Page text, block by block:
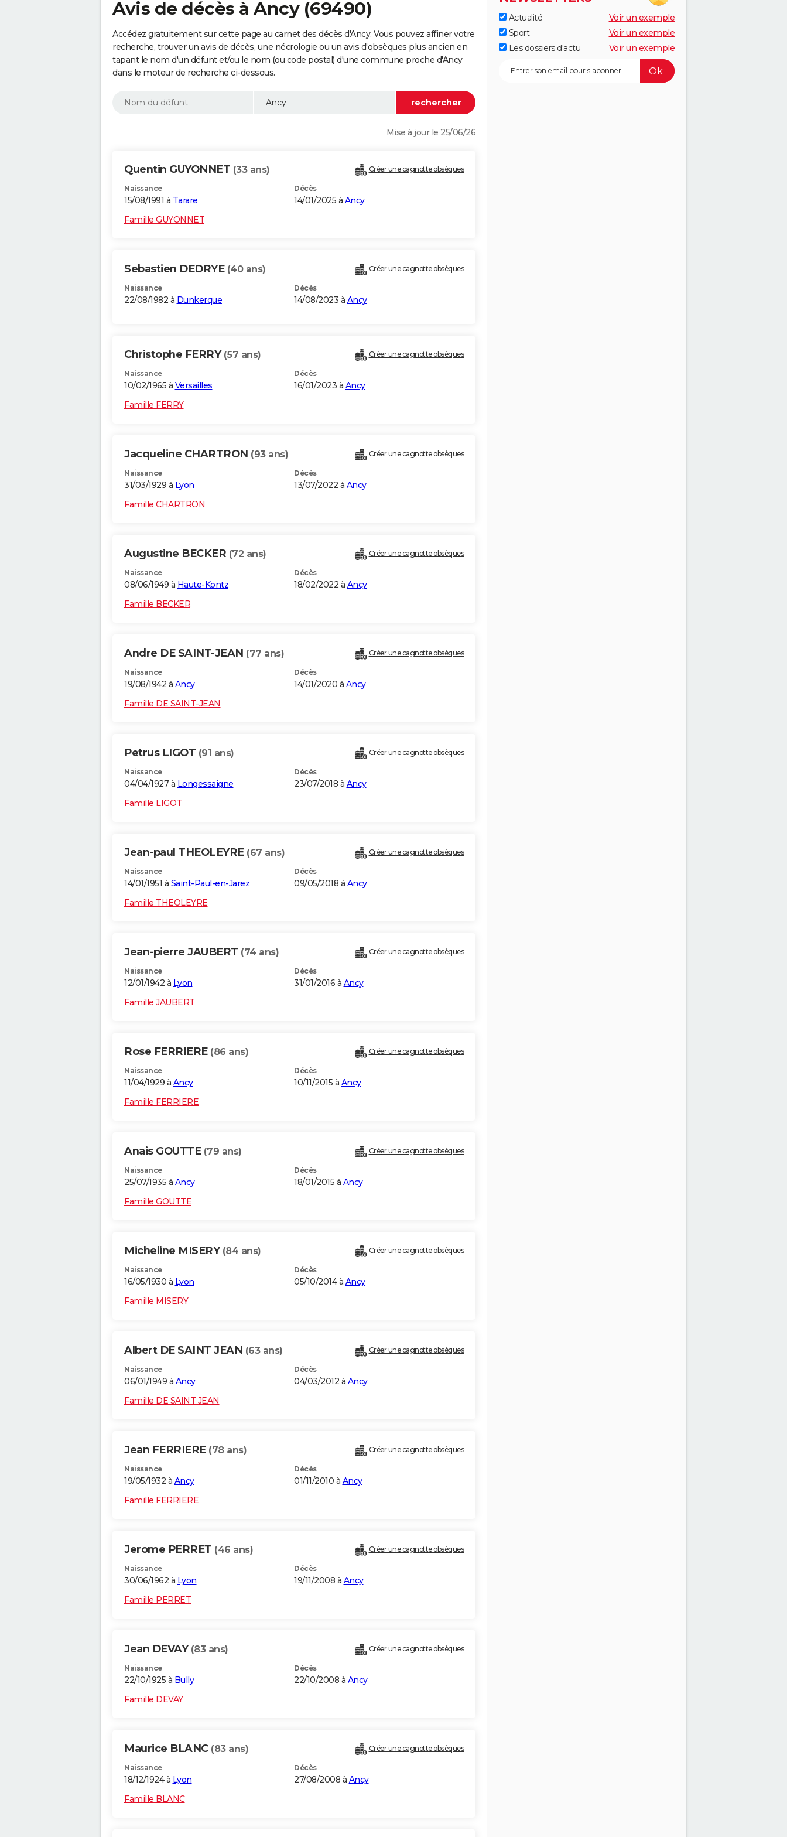
Avis de décès à Ancy (69490)
Accédez gratuitement sur cette page au carnet des décès d'Ancy. Vous pouvez affiner votre
recherche, trouver un avis de décès, une nécrologie ou un avis d'obsèques plus ancien en
tapant le nom d'un défunt et/ou le nom (ou code postal) d'une commune proche d'Ancy
dans le moteur de recherche ci-dessous.
Mise à jour le 25/06/26
Quentin GUYONNET (33 ans) Créer une cagnotte obsèques
Naissance
15/08/1991 à Tarare
Décès
14/01/2025 à Ancy
Famille GUYONNET
Sebastien DEDRYE (40 ans) Créer une cagnotte obsèques
Naissance
22/08/1982 à Dunkerque
Décès
14/08/2023 à Ancy
Christophe FERRY (57 ans) Créer une cagnotte obsèques
Naissance
10/02/1965 à Versailles
Décès
16/01/2023 à Ancy
Famille FERRY
Jacqueline CHARTRON (93 ans) Créer une cagnotte obsèques
Naissance
31/03/1929 à Lyon
Décès
13/07/2022 à Ancy
Famille CHARTRON
Augustine BECKER (72 ans) Créer une cagnotte obsèques
Naissance
08/06/1949 à Haute-Kontz
Décès
18/02/2022 à Ancy
Famille BECKER
Andre DE SAINT-JEAN (77 ans) Créer une cagnotte obsèques
Naissance
19/08/1942 à Ancy
Décès
14/01/2020 à Ancy
Famille DE SAINT-JEAN
Petrus LIGOT (91 ans) Créer une cagnotte obsèques
Naissance
04/04/1927 à Longessaigne
Décès
23/07/2018 à Ancy
Famille LIGOT
Jean-paul THEOLEYRE (67 ans) Créer une cagnotte obsèques
Naissance
14/01/1951 à Saint-Paul-en-Jarez
Décès
09/05/2018 à Ancy
Famille THEOLEYRE
Jean-pierre JAUBERT (74 ans) Créer une cagnotte obsèques
Naissance
12/01/1942 à Lyon
Décès
31/01/2016 à Ancy
Famille JAUBERT
Rose FERRIERE (86 ans) Créer une cagnotte obsèques
Naissance
11/04/1929 à Ancy
Décès
10/11/2015 à Ancy
Famille FERRIERE
Anais GOUTTE (79 ans) Créer une cagnotte obsèques
Naissance
25/07/1935 à Ancy
Décès
18/01/2015 à Ancy
Famille GOUTTE
Micheline MISERY (84 ans) Créer une cagnotte obsèques
Naissance
16/05/1930 à Lyon
Décès
05/10/2014 à Ancy
Famille MISERY
Albert DE SAINT JEAN (63 ans) Créer une cagnotte obsèques
Naissance
06/01/1949 à Ancy
Décès
04/03/2012 à Ancy
Famille DE SAINT JEAN
Jean FERRIERE (78 ans) Créer une cagnotte obsèques
Naissance
19/05/1932 à Ancy
Décès
01/11/2010 à Ancy
Famille FERRIERE
Jerome PERRET (46 ans) Créer une cagnotte obsèques
Naissance
30/06/1962 à Lyon
Décès
19/11/2008 à Ancy
Famille PERRET
Jean DEVAY (83 ans) Créer une cagnotte obsèques
Naissance
22/10/1925 à Bully
Décès
22/10/2008 à Ancy
Famille DEVAY
Maurice BLANC (83 ans) Créer une cagnotte obsèques
Naissance
18/12/1924 à Lyon
Décès
27/08/2008 à Ancy
Famille BLANC
Actualité
Voir un exemple
Sport
Voir un exemple
Les dossiers d'actu
Voir un exemple